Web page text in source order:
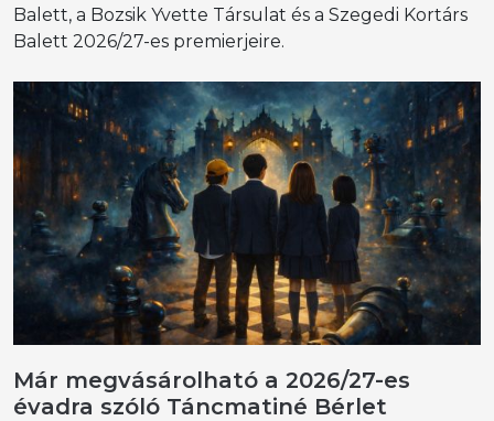
Balett, a Bozsik Yvette Társulat és a Szegedi Kortárs
Balett 2026/27-es premierjeire.
Már megvásárolható a 2026/27-es
évadra szóló Táncmatiné Bérlet